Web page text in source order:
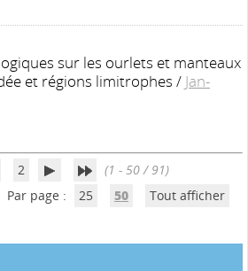
sur les ourlets et manteaux
et régions limitrophes / Jan-
2
(1 - 50 / 91)
Par page :
25 50 Tout afficher